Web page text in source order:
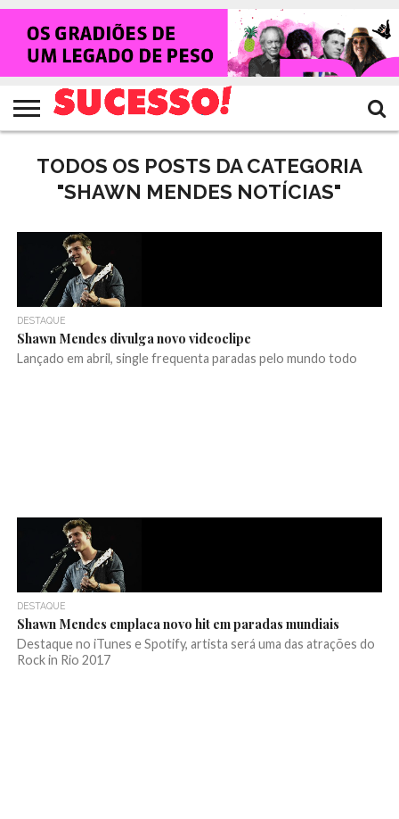
HOME
NOTÍCIAS
SHOWS
ENTREVISTAS
CLIQUES
RANKING
CROWLEY
TV
SUCESSO!
REVISTA
SUCESSO!
TODOS OS POSTS DA CATEGORIA
"SHAWN MENDES NOTÍCIAS"
DESTAQUE
Shawn Mendes divulga novo videoclipe
Lançado em abril, single frequenta paradas pelo mundo todo
DESTAQUE
Shawn Mendes emplaca novo hit em paradas mundiais
Destaque no iTunes e Spotify, artista será uma das atrações do
Rock in Rio 2017